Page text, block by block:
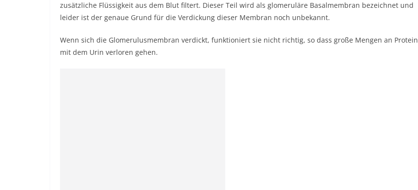
zusätzliche Flüssigkeit aus dem Blut filtert. Dieser Teil wird als glomeruläre Basalmembran bezeichnet und
leider ist der genaue Grund für die Verdickung dieser Membran noch unbekannt.
Wenn sich die Glomerulusmembran verdickt, funktioniert sie nicht richtig, so dass große Mengen an Protein
mit dem Urin verloren gehen.